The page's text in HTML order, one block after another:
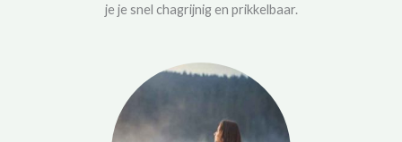
je je snel chagrijnig en prikkelbaar.